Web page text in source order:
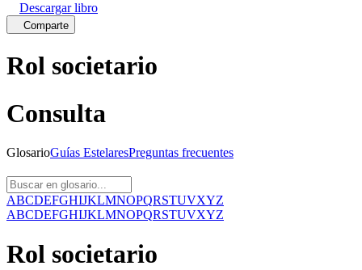
Descargarlibro
Comparte
Rol societario
Consulta
GlosarioGuías EstelaresPreguntas frecuentes
ABCDEFGHIJKLMNOPQRSTUVXYZ
ABCDEFGHIJKLMNOPQRSTUVXYZ
Rol societario